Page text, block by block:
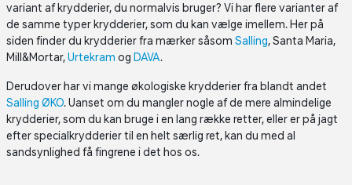
variant af krydderier, du normalvis bruger? Vi har flere varianter af
de samme typer krydderier, som du kan vælge imellem. Her på
siden finder du krydderier fra mærker såsom Salling, Santa Maria,
Mill&Mortar,Urtekram og DAVA.
Derudover har vi mange økologiske krydderier fra blandt andet
Salling ØKO. Uanset om du mangler nogle af de mere almindelige
krydderier, som du kan bruge i en lang række retter, eller er på jagt
efter specialkrydderier til en helt særlig ret, kan du med al
sandsynlighed få fingrene i det hos os.